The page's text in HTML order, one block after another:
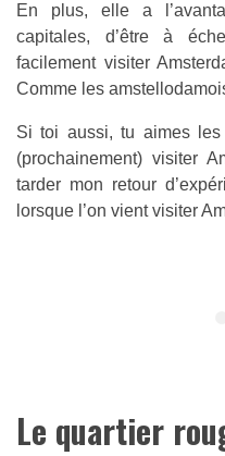
En plus, elle a
capitales, d’être à
facilement visiter
Comme les
Si toi aussi, tu aimes
(prochainement) visiter
tarder mon retour
lorsque l’on vient visiter
Le quartier